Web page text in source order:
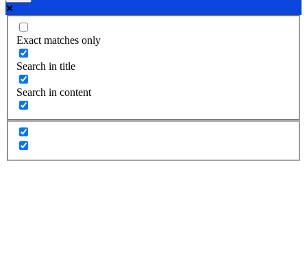
Exact matches only
Search in title
Search in content